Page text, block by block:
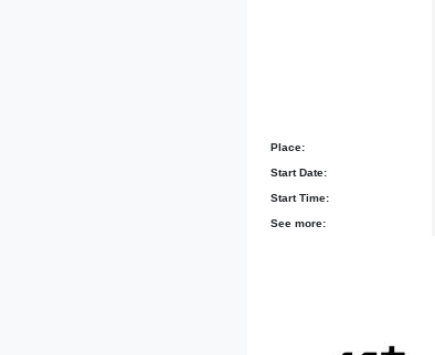
Place:
Start Date:
Start Time:
See more: